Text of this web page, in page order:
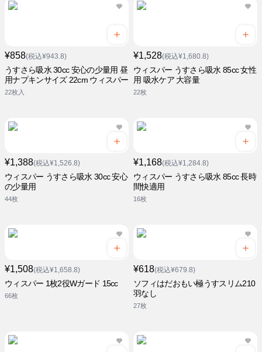
¥858(税込¥943.8)
うすさら吸水 30cc 安心の少量用 昼
用ナプキンサイズ 22cm ウィスパー
22枚入
¥1,528(税込¥1,680.8)
ウィスパー うすさら吸水 85cc 女性
用 吸水ケア 大容量
22枚
¥1,388(税込¥1,526.8)
ウィスパー うすさら吸水 30cc 安心
の少量用
44枚
¥1,168(税込¥1,284.8)
ウィスパー うすさら吸水 85cc 長時
間快適用
16枚
¥1,508(税込¥1,658.8)
ウィスパー 1枚2役Wガード 15cc
66枚
¥618(税込¥679.8)
ソフィはだおもい極うすスリム210
羽なし
27枚